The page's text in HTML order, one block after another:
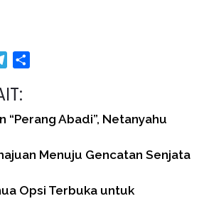
Telegram
“Perang Abadi”, Netanyahu
Menuju Gencatan Senjata
Opsi Terbuka untuk